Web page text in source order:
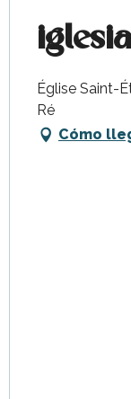
Église Saint-
Ré
Cómo